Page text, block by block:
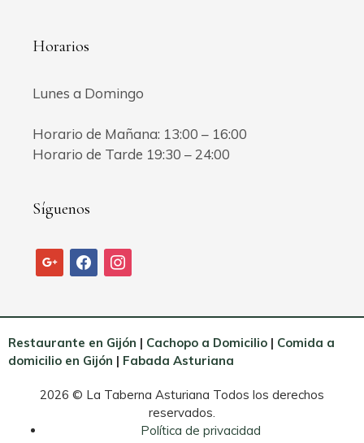
Horarios
Lunes a Domingo
Horario de Mañana: 13:00 – 16:00
Horario de Tarde 19:30 – 24:00
Síguenos
googlefacebookinstagram
Restaurante en Gijón | Cachopo a Domicilio | Comida a
domicilio en Gijón | Fabada Asturiana
2026 © La Taberna Asturiana Todos los derechos
reservados.
Política de privacidad